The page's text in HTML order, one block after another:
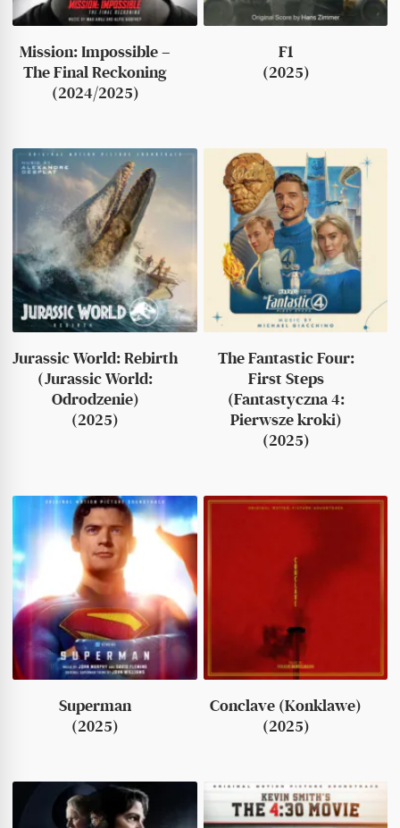
Mission: Impossible –
The Final Reckoning
(2024/2025)
F1
(2025)
Jurassic World: Rebirth
(Jurassic World:
Odrodzenie)
(2025)
The Fantastic Four:
First Steps
(Fantastyczna 4:
Pierwsze kroki)
(2025)
Superman
(2025)
Conclave (Konklawe)
(2025)